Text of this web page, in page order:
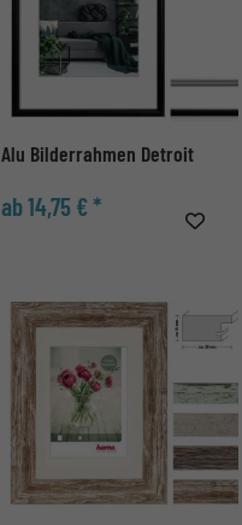
Alu Bilderrahmen Detroit
ab 14,75 € *